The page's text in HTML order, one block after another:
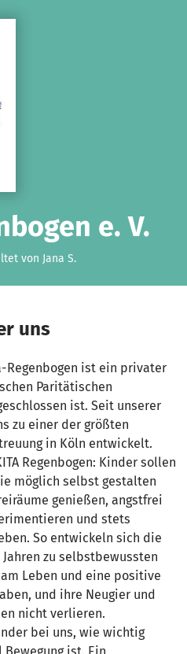
e. V.
von Jana S.
uns
ist ein privater
Paritätischen
ist. Seit unserer
zu einer der größten
in Köln entwickelt.
Regenbogen: Kinder sollen
möglich selbst gestalten
genießen, angstfrei
und stets
So entwickeln sich die
zu selbstbewussten
Leben und eine positive
und ihre Neugier und
nicht verlieren.
bei uns, wie wichtig